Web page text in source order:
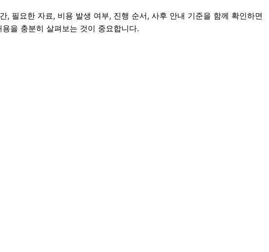
필요한 자료, 비용 발생 여부, 진행 순서, 사후 안내 기준을 함께 확인하면
을 충분히 살펴보는 것이 중요합니다.